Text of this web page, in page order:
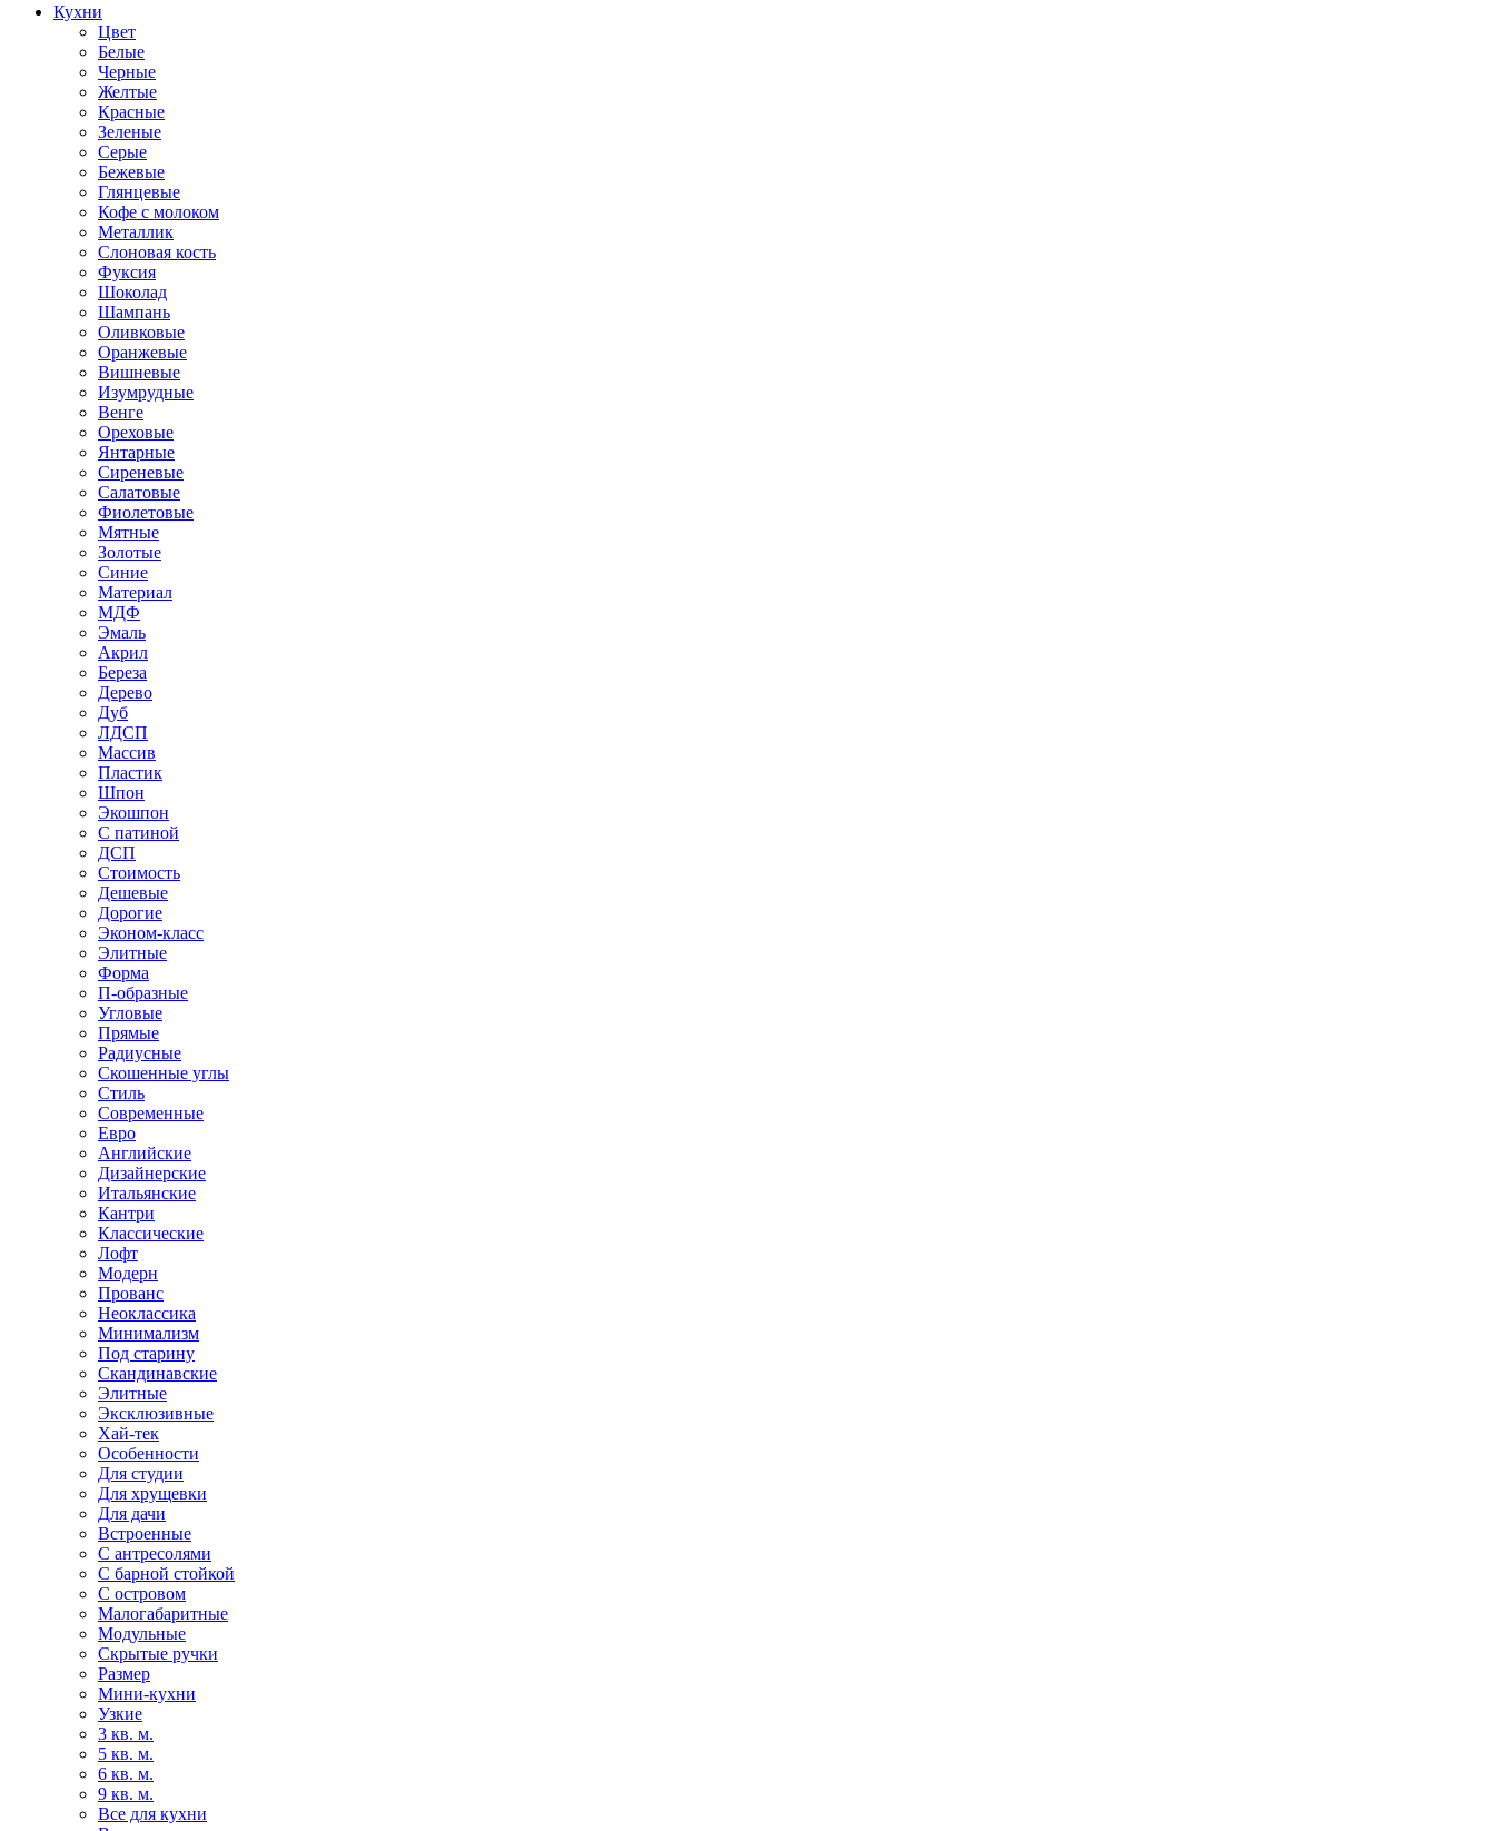
Кухни
Цвет
Белые
Черные
Желтые
Красные
Зеленые
Серые
Бежевые
Глянцевые
Кофе с молоком
Металлик
Слоновая кость
Фуксия
Шоколад
Шампань
Оливковые
Оранжевые
Вишневые
Изумрудные
Венге
Ореховые
Янтарные
Сиреневые
Салатовые
Фиолетовые
Мятные
Золотые
Синие
Материал
МДФ
Эмаль
Акрил
Береза
Дерево
Дуб
ЛДСП
Массив
Пластик
Шпон
Экошпон
С патиной
ДСП
Стоимость
Дешевые
Дорогие
Эконом-класс
Элитные
Форма
П-образные
Угловые
Прямые
Радиусные
Скошенные углы
Стиль
Современные
Евро
Английские
Дизайнерские
Итальянские
Кантри
Классические
Лофт
Модерн
Прованс
Неоклассика
Минимализм
Под старину
Скандинавские
Элитные
Эксклюзивные
Хай-тек
Особенности
Для студии
Для хрущевки
Для дачи
Встроенные
С антресолями
С барной стойкой
С островом
Малогабаритные
Модульные
Скрытые ручки
Размер
Мини-кухни
Узкие
3 кв. м.
5 кв. м.
6 кв. м.
9 кв. м.
Все для кухни